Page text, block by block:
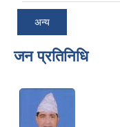
अन्य
जन प्रतिनिधि